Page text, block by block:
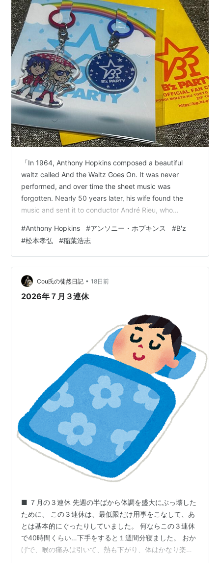
「In 1964, Anthony Hopkins composed a beautiful
waltz called And the Waltz Goes On. It was never
performed, and over time the sheet music was
forgotten. Nearly 50 years later, his wife found the
music and sent it to conductor André Rieu, who
Imagine …
#Anthony Hopkins #アンソニー・ホプキンス #B'z
#松本孝弘 #稲葉浩志
Cou氏の徒然日記 • 18日前
2026年７月３連休
■ ７月の３連休 先週の半ばから体調を盛大にぶっ壊した
ために、 この３連休は、最低限だけ用事をこなして、あ
とは基本的にぐったりしていました。 何ならこの３連休
で40時間くらい…下手をすると１週間分寝ました。 おか
げで、喉の痛みは引いて、熱も下がり、体はかなり楽に